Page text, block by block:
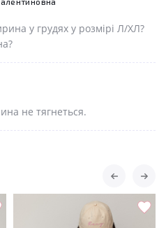
у грудях у розмірі Л/ХЛ?
не тягнеться.